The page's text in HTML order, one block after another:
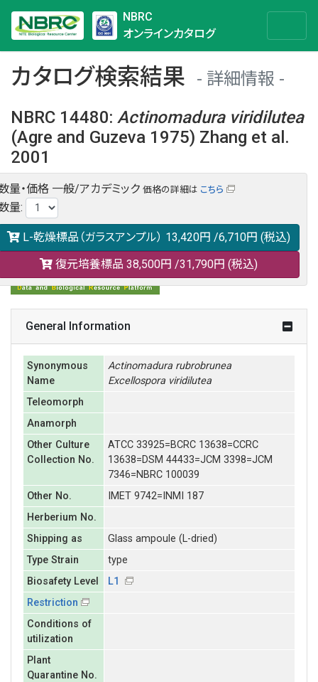
NBRC
オンラインカタログ
カタログ検索結果
詳細情報
NBRC 14480: Actinomadura viridilutea
(Agre and Guzeva 1975) Zhang et al.
2001
NBRC 14480の情報や関連データは以下のバナー(DBRP)か
らご覧ください。
日本語での検索も可能です。
量・価格 一般/アカデミック 価格の詳細は こちら
量:
L-乾燥標品（ガラスアンプル） 13,420円 /6,710円 (税込)
復元培養標品 38,500円 /31,790円 (税込)
General Information
Synonymous
Name
Actinomadura rubrobrunea
Excellospora viridilutea
Teleomorph
Anamorph
Other Culture
Collection No.
ATCC 33925=BCRC 13638=CCRC
13638=DSM 44433=JCM 3398=JCM
7346=NBRC 100039
Other No.
IMET 9742=INMI 187
Herberium No.
Shipping as
Glass ampoule (L-dried)
Type Strain
type
Biosafety Level
L1
Restriction
Conditions of
utilization
Plant
Quarantine No.